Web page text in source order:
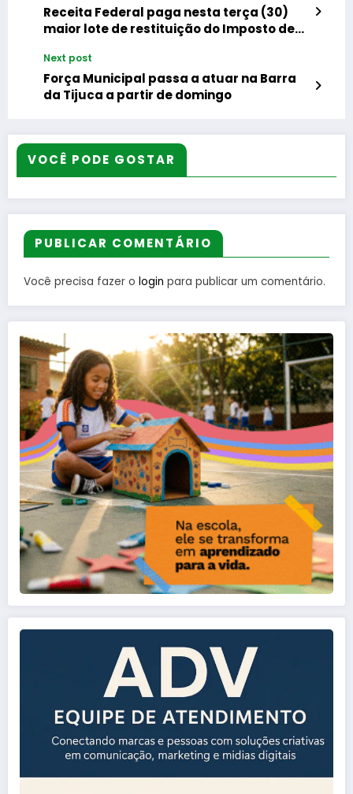
Receita Federal paga nesta terça (30)
maior lote de restituição do Imposto de
Next post
Força Municipal passa a atuar na Barra
da Tijuca a partir de domingo
VOCÊ PODE GOSTAR
PUBLICAR COMENTÁRIO
Você precisa fazer o login para publicar um comentário.